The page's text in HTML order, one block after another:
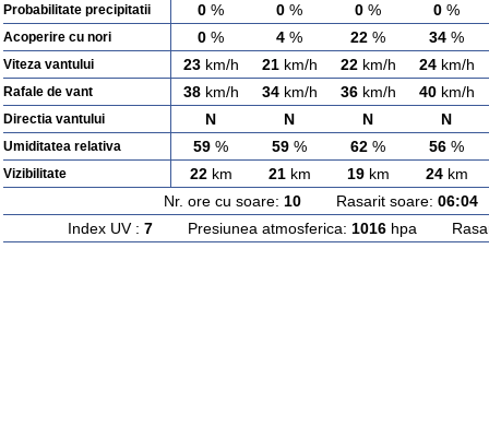
Probabilitate precipitatii 0 % 0 % 0 % 0 %
Acoperire cu nori 0 % 4 % 22 % 34 %
Viteza vantului 23km/h 21km/h 22km/h 24km/h
Rafale de vant 38km/h 34km/h 36km/h 40km/h
Directia vantului N N N N
Umiditatea relativa 59 % 59 % 62 % 56 %
Vizibilitate 22km 21km 19km 24km
Nr. ore cu soare: 10Rasarit soare: 06:04
Index UV : 7Presiunea atmosferica: 1016hpa